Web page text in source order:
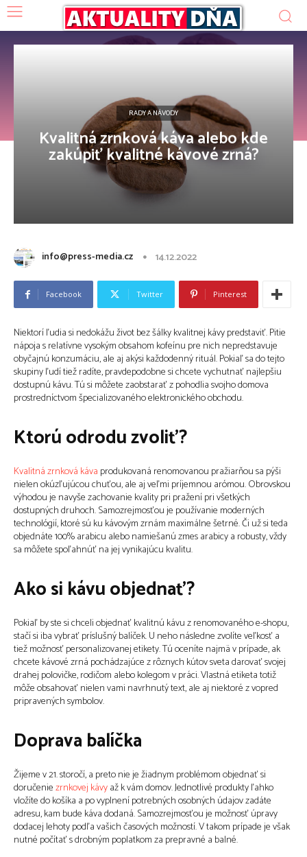
RADY A NÁVODY
Kvalitná zrnková káva alebo kde
zakúpiť kvalitné kávové zrná?
info@press-media.cz 14.12.2022
Facebook Twitter Pinterest
Niektorí ľudia si nedokážu život bez šálky kvalitnej kávy predstaviť. Pitie
nápoja s relatívne vysokým obsahom kofeínu pre nich nepredstavuje
obyčajnú konzumáciu, ale aj akýsi každodenný rituál. Pokiaľ sa do tejto
skupiny ľudí tiež radíte, pravdepodobne si chcete vychutnať najlepšiu
dostupnú kávu. Tú si môžete zaobstarať z pohodlia svojho domova
prostredníctvom špecializovaného elektronického obchodu.
Ktorú odrodu zvoliť?
Kvalitná zrnková káva produkovaná renomovanou pražiarňou sa pýši
nielen okúzľujúcou chuťou, ale aj veľmi príjemnou arómou. Obrovskou
výhodou je navyše zachovanie kvality pri pražení pri všetkých
dostupných druhoch. Samozrejmosťou je používanie moderných
technológií, ktoré sú ku kávovým zrnám maximálne šetrné. Či už si teda
objednáte 100% arabicu alebo namiešanú zmes arabicy a robusty, vždy
sa môžete spoľahnúť na jej vynikajúcu kvalitu.
Ako si kávu objednať?
Pokiaľ by ste si chceli objednať kvalitnú kávu z renomovaného e-shopu,
stačí si iba vybrať príslušný balíček. U neho následne zvolíte veľkosť a
tiež možnosť personalizovanej etikety. Tú oceníte najmä v prípade, ak
chcete kávové zrná pochádzajúce z rôznych kútov sveta darovať svojej
drahej polovičke, rodičom alebo kolegom v práci. Vlastná etiketa totiž
môže obsahovať nielen vami navrhnutý text, ale aj niektoré z vopred
pripravených symbolov.
Doprava balíčka
Žijeme v 21. storočí, a preto nie je žiadnym problémom objednať si
doručeniezrnkovej kávyaž k vám domov. Jednotlivé produkty ľahko
vložíte do košíka a po vyplnení potrebných osobných údajov zadáte
adresu, kam bude káva dodaná. Samozrejmosťou je možnosť úpravy
dodacej lehoty podľa vašich časových možností. V takom prípade je však
nutné počítať s drobným poplatkom za prepravné a balné.